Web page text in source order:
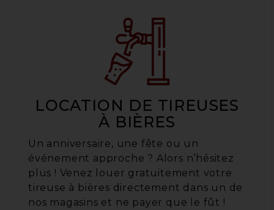
LOCATION DE TIREUSES
À BIÈRES
Un anniversaire, une fête ou un
événement approche ? Alors n’hésitez
plus ! Venez louer gratuitement votre
tireuse à bières directement dans un de
nos magasins et ne payer que le fût !